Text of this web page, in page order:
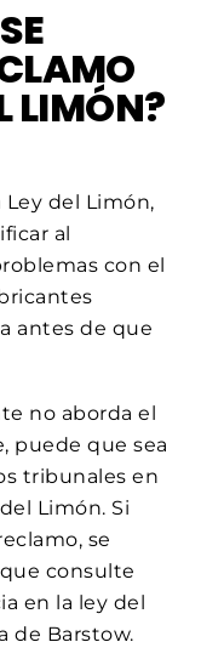
LIMÓN?
Ley del Limón,
al
con el
antes de que
no aborda el
puede que sea
tribunales en
Limón. Si
se
consulte
en la ley del
de Barstow.